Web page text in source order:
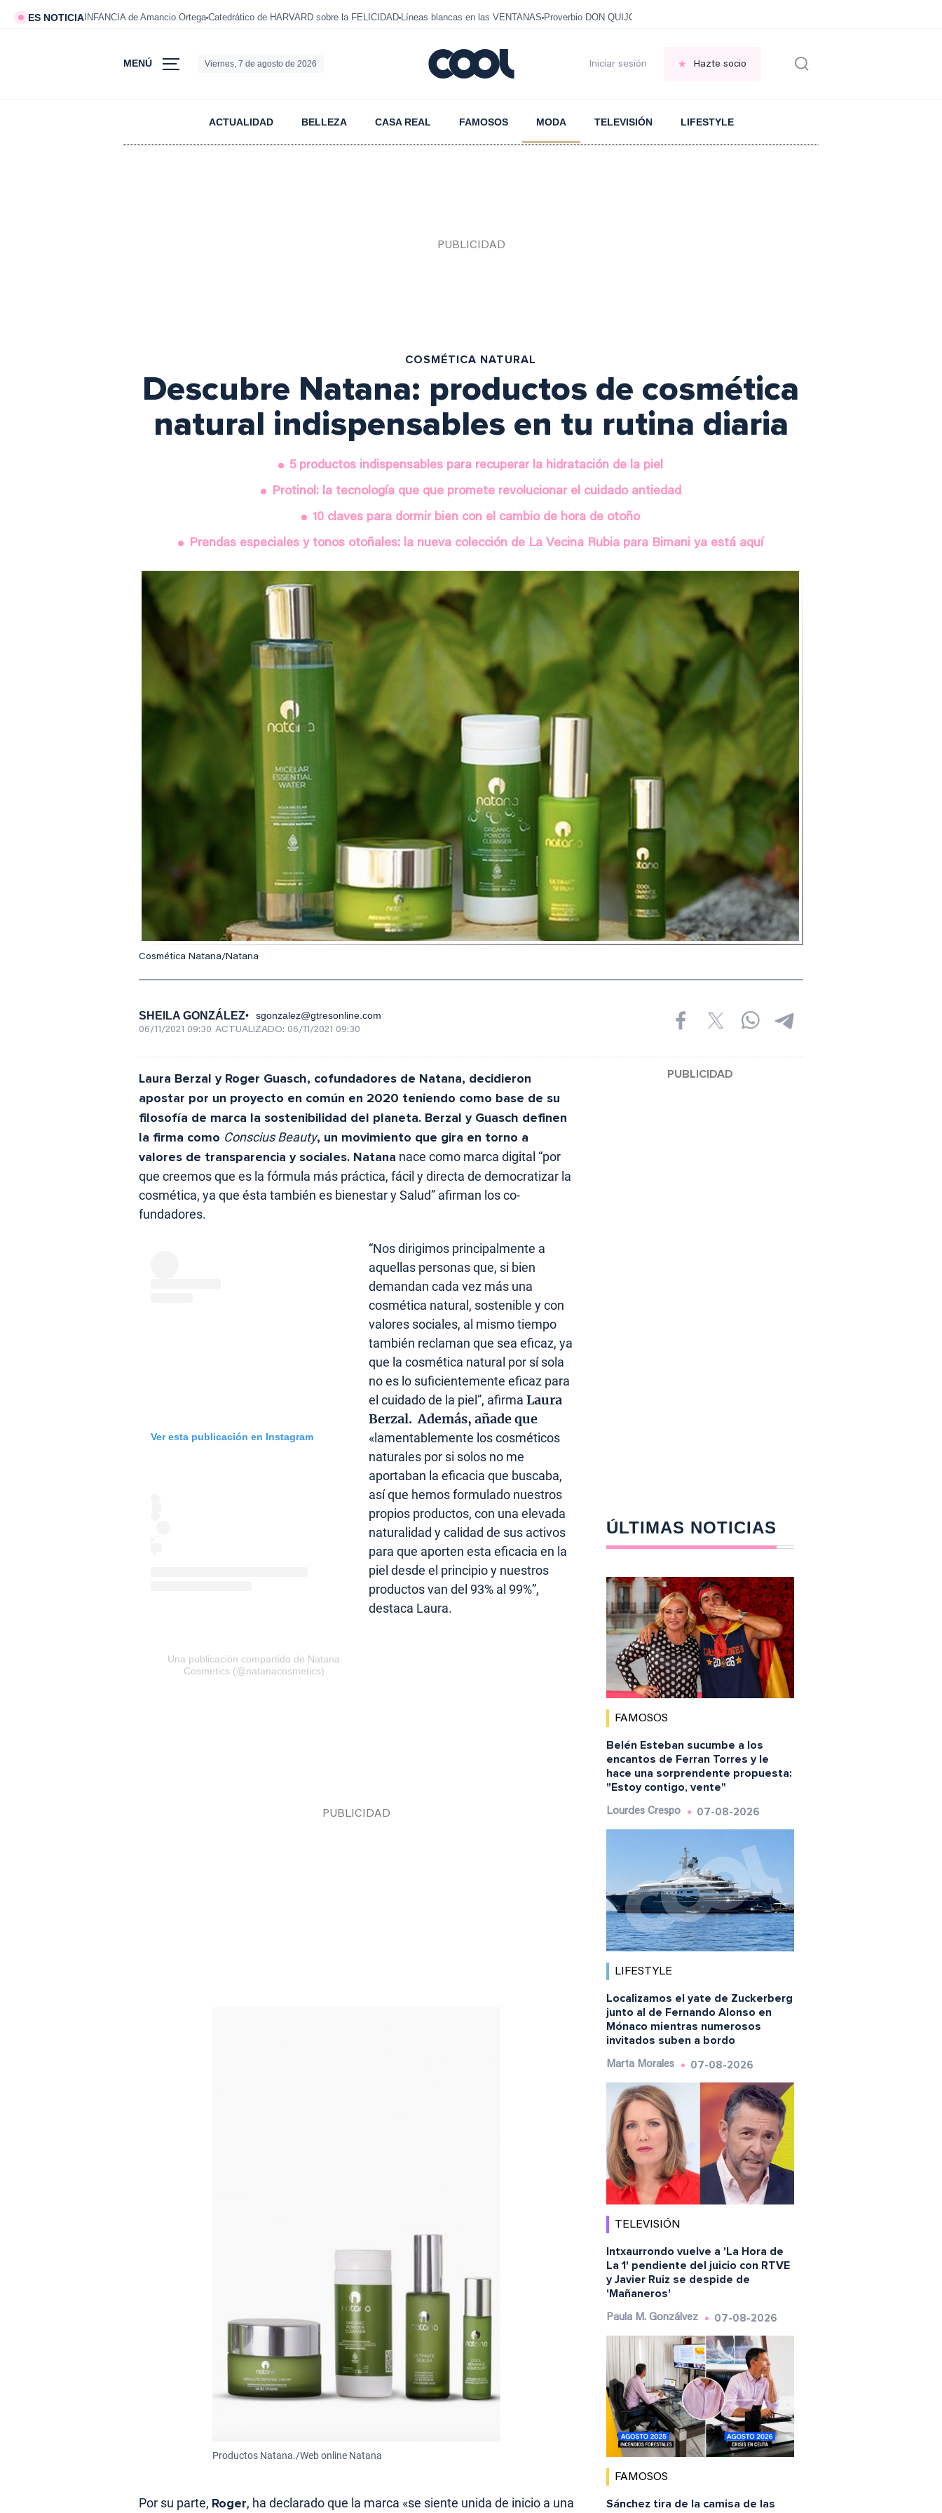
ES NOTICIA INFANCIA de Amancio Ortega Catedrático de HARVARD sobre la FELICIDAD Líneas blancas en las VENTANAS Proverbio DON QUIJOTE
MENÚ Viernes, 7 de agosto de 2026 Iniciar sesión Hazte socio
ACTUALIDAD BELLEZA CASA REAL FAMOSOS MODA TELEVISIÓN LIFESTYLE
COSMÉTICA NATURAL
Descubre Natana: productos de cosmética
natural indispensables en tu rutina diaria
5 productos indispensables para recuperar la hidratación de la piel
Protinol: la tecnología que que promete revolucionar el cuidado antiedad
10 claves para dormir bien con el cambio de hora de otoño
Prendas especiales y tonos otoñales: la nueva colección de La Vecina Rubia para Bimani ya está aquí
Cosmética Natana/Natana
SHEILA GONZÁLEZ sgonzalez@gtresonline.com
06/11/2021 09:30 ACTUALIZADO: 06/11/2021 09:30
Laura Berzal y Roger Guasch, cofundadores de Natana, decidieron
apostar por un proyecto en común en 2020 teniendo como base de su
filosofía de marca la sostenibilidad del planeta. Berzal y Guasch definen
la firma como Conscius Beauty, un movimiento que gira en torno a
valores de transparencia y sociales. Natana nace como marca digital “por
que creemos que es la fórmula más práctica, fácil y directa de democratizar la
cosmética, ya que ésta también es bienestar y Salud” afirman los co-
fundadores.
Ver esta publicación en Instagram
Una publicación compartida de Natana
Cosmetics (@natanacosmetics)
“Nos dirigimos principalmente a
aquellas personas que, si bien
demandan cada vez más una
cosmética natural, sostenible y con
valores sociales, al mismo tiempo
también reclaman que sea eficaz, ya
que la cosmética natural por sí sola
no es lo suficientemente eficaz para
el cuidado de la piel”, afirma Laura
Berzal. Además, añade que
«lamentablemente los cosméticos
naturales por si solos no me
aportaban la eficacia que buscaba,
así que hemos formulado nuestros
propios productos, con una elevada
naturalidad y calidad de sus activos
para que aporten esta eficacia en la
piel desde el principio y nuestros
productos van del 93% al 99%”,
destaca Laura.
Productos Natana./Web online Natana
Por su parte, Roger, ha declarado que la marca «se siente unida de inicio a una
ÚLTIMAS NOTICIAS
FAMOSOS
Belén Esteban sucumbe a los
encantos de Ferran Torres y le
hace una sorprendente propuesta:
"Estoy contigo, vente"
Lourdes Crespo 07-08-2026
LIFESTYLE
Localizamos el yate de Zuckerberg
junto al de Fernando Alonso en
Mónaco mientras numerosos
invitados suben a bordo
Marta Morales 07-08-2026
TELEVISIÓN
Intxaurrondo vuelve a 'La Hora de
La 1' pendiente del juicio con RTVE
y Javier Ruiz se despide de
'Mañaneros'
Paula M. Gonzálvez 07-08-2026
FAMOSOS
Sánchez tira de la camisa de las